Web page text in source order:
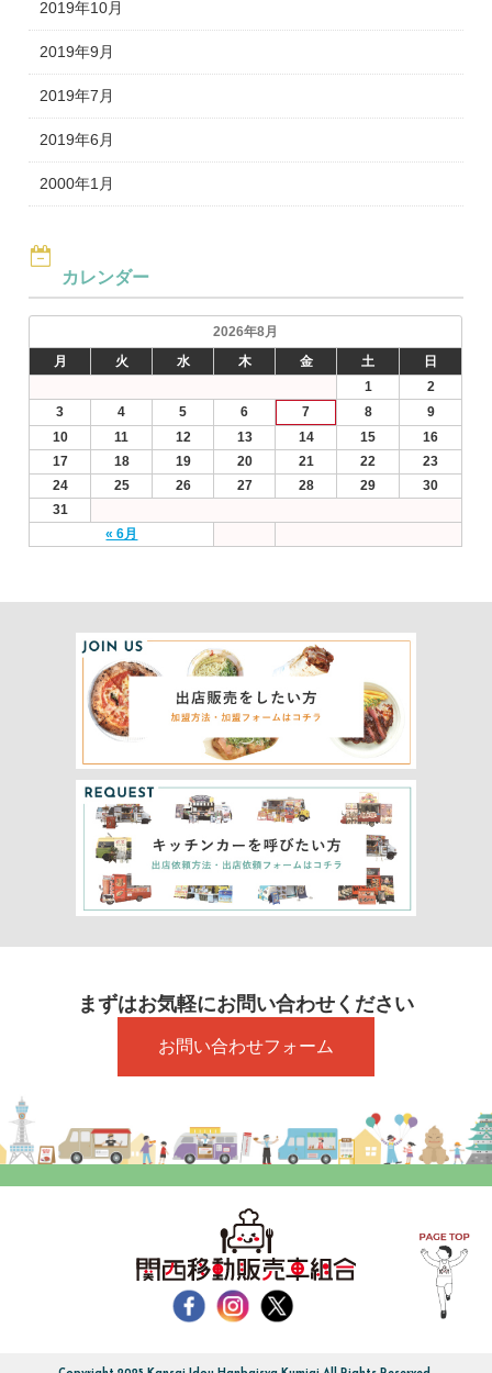
2019年10月
2019年9月
2019年7月
2019年6月
2000年1月
カレンダー
2026年8月
月
火 水 木 金 土 日
« 6月
1
2
3
4 5 6 7 8
9
10
11 12 13 14 15
16
17
18 19 20 21 22
23
24
25 26 27 28 29
30
31
まずはお気軽にお問い合わせください
お問い合わせフォーム